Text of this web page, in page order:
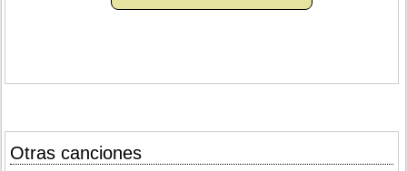
Otras canciones